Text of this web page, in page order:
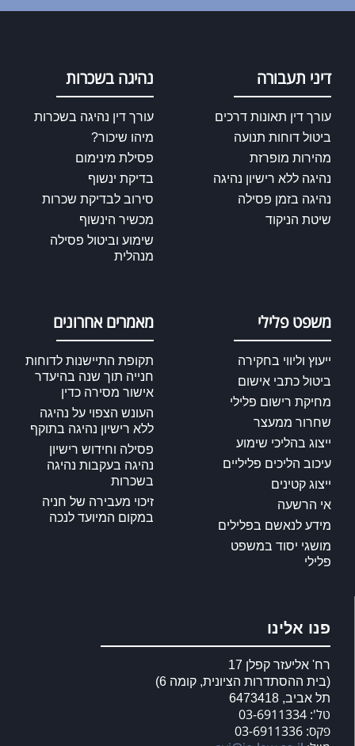
דיני תעבורה
עורך דין תאונות דרכים
ביטול דוחות תנועה
מהירות מופרזת
נהיגה ללא רישיון נהיגה
נהיגה בזמן פסילה
שיטת הניקוד
נהיגה בשכרות
עורך דין נהיגה בשכרות
מיהו שיכור?
פסילת מינימום
בדיקת ינשוף
סירוב לבדיקת שכרות
מכשיר הינשוף
שימוע וביטול פסילה
מנהלית
משפט פלילי
ייעוץ וליווי בחקירה
ביטול כתבי אישום
מחיקת רישום פלילי
שחרור ממעצר
ייצוג בהליכי שימוע
עיכוב הליכים פליליים
ייצוג קטינים
אי הרשעה
מידע לנאשם בפלילים
מושגי יסוד במשפט
פלילי
מאמרים אחרונים
תקופת התיישנות לדוחות
חנייה תוך שנה בהיעדר
אישור מסירה כדין
העונש הצפוי על נהיגה
ללא רישיון נהיגה בתוקף
פסילה וחידוש רישיון
נהיגה בעקבות נהיגה
בשכרות
זיכוי מעבירה של חניה
במקום המיועד לנכה
פנו אלינו
רח' אליעזר קפלן 17
(בית ההסתדרות הציונית, קומה 6)
תל אביב, 6473418
טל': 03-6911334
פקס: 03-6911336